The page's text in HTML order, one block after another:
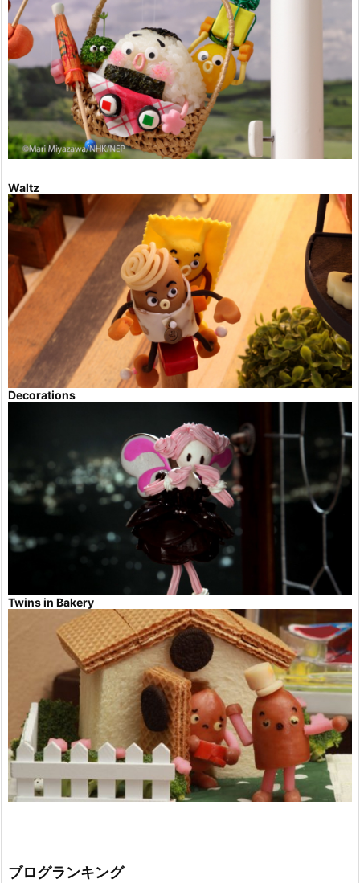
Waltz
Decorations
Twins in Bakery
ブログランキング